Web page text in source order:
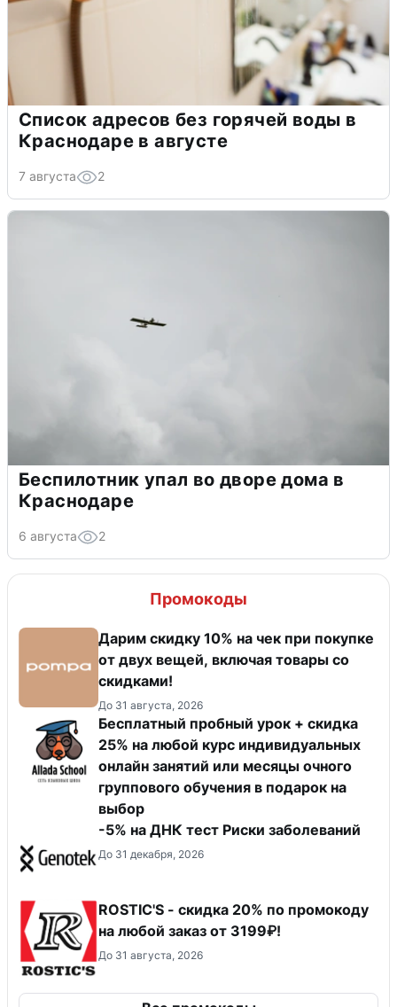
Список адресов без горячей воды в
Краснодаре в августе
7 августа 2
Беспилотник упал во дворе дома в
Краснодаре
6 августа 2
Промокоды
Дарим скидку 10% на чек при покупке
от двух вещей, включая товары со
скидками!
До 31 августа, 2026
Бесплатный пробный урок + скидка
25% на любой курс индивидуальных
онлайн занятий или месяцы очного
группового обучения в подарок на
выбор
-5% на ДНК тест Риски заболеваний
До 31 декабря, 2026
ROSTIC'S - скидка 20% по промокоду
на любой заказ от 3199₽!
До 31 августа, 2026